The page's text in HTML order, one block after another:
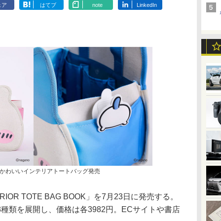
ア はてブ note LinkedIn
わいいインテリアトートバッグ発売
TOTE BAG BOOK」を7月23日に発売する。
類を展開し、価格は各3982円。ECサイトや書店